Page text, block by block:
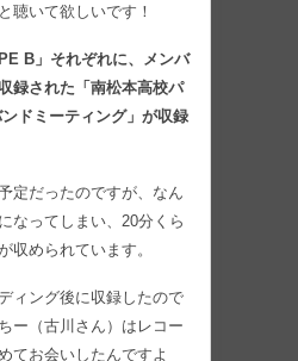
聴いて欲しいです！
B」それぞれに、メンバ
録された「南松本高校パ
ドミーティング」が収録
定だったのですが、なん
なってしまい、20分くら
収められています。
ィング後に収録したので
ー（古川さん）はレコー
てお会いしたんですよ